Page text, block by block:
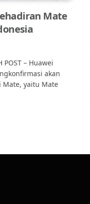
Mate
– Huawei
akan
yaitu Mate